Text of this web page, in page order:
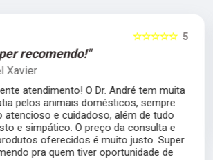
muita
tudo
e
Super
de
"Excelente clinica
Excelente clinica
veterinarios. Tem proprio
cirugico e atendimento